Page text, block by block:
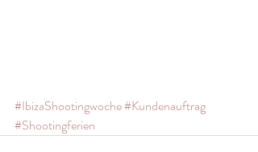
#IbizaShootingwoche#Kundenauftrag
#Shootingferien